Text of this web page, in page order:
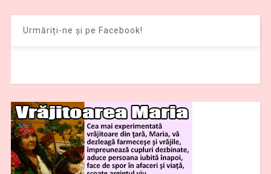
Urmăriți-ne și pe Facebook!